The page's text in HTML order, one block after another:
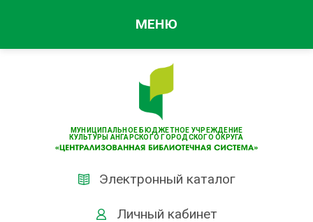
МУНИЦИПАЛЬНОЕ БЮДЖЕТНОЕ УЧРЕЖДЕНИЕ
КУЛЬТУРЫ АНГАРСКОГО ГОРОДСКОГО ОКРУГА
Электронный каталог
Личный кабинет
МЕНЮ